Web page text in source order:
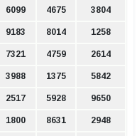
6099 4675 3804
9183 8014 1258
7321 4759 2614
3988 1375 5842
2517 5928 9650
1800 8631 2948